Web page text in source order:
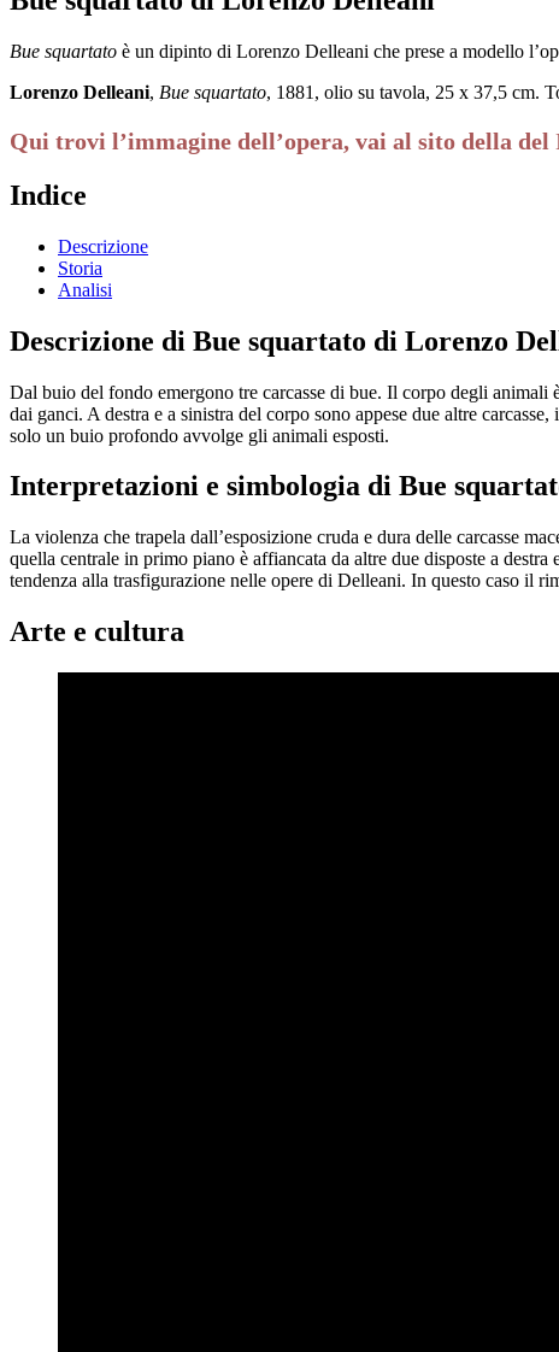
Bue squartato è un dipinto di Lorenzo Delleani che prese a modello
Lorenzo Delleani, Bue squartato, 1881, olio su tavola, 25 x 37,5 cm.
Qui trovi l’immagine dell’opera, vai al sito della del
Indice
Descrizione
Storia
Analisi
Descrizione di Bue squartato di Lorenzo
Dal buio del fondo emergono tre carcasse di bue. Il corpo degli animali
dai ganci. A destra e a sinistra del corpo sono appese due altre
solo un buio profondo avvolge gli animali esposti.
Interpretazioni e simbologia di Bue
La violenza che trapela dall’esposizione cruda e dura delle carcasse
quella centrale in primo piano è affiancata da altre due disposte a
tendenza alla trasfigurazione nelle opere di Delleani. In questo caso il
Arte e cultura